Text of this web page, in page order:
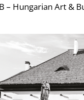
– Hungarian Art &